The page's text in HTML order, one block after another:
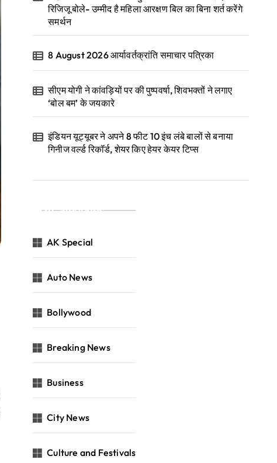
रिजिजू बोले- उम्मीद है महिला आरक्षण बिल का बिना शर्त करेंगे
समर्थन
8 August 2026 आर्यावर्तक्रांति समाचार पत्रिका
सीएम योगी ने कांवड़ियों पर की पुष्पवर्षा, शिवभक्तों ने लगाए
‘बोल बम’ के जयकारे
इंडियन यूट्यूबर ने अपने 8 फीट 10 इंच लंबे बालों से बनाया
गिनीज वर्ल्ड रिकॉर्ड, शेयर किए हेयर केयर टिप्स
Categories
AK Special
Auto News
Bollywood
Breaking News
Business
City News
Culture and Festivals